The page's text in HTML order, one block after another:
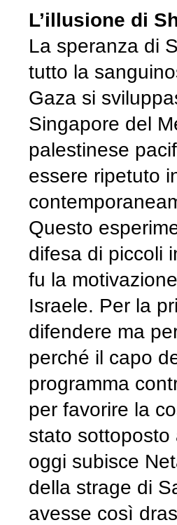
L’illusione di
La speranza di
tutto la
Gaza si
Singapore del
palestinese
essere ripetuto
Questo
difesa di piccoli
fu la
Israele. Per la
difendere ma
perché il capo
programma
per favorire la
stato
oggi subisce
della strage di
avesse così